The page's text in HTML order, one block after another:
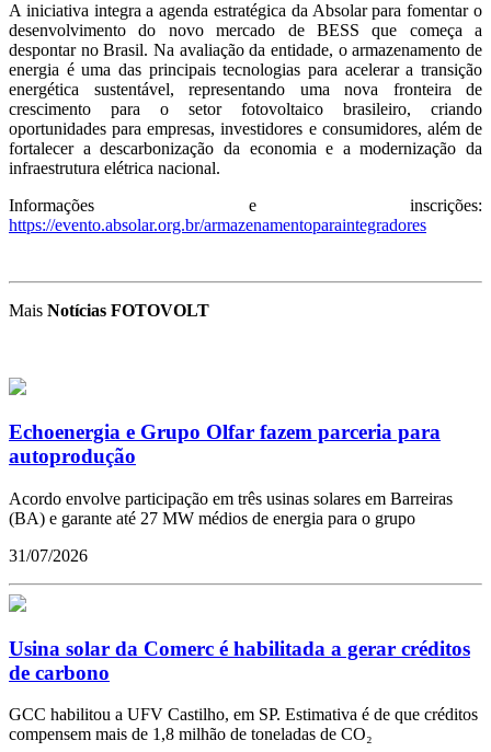
A iniciativa integra a agenda estratégica da Absolar para fomentar o
desenvolvimento do novo mercado de BESS que começa a
despontar no Brasil. Na avaliação da entidade, o armazenamento de
energia é uma das principais tecnologias para acelerar a transição
energética sustentável, representando uma nova fronteira de
crescimento para o setor fotovoltaico brasileiro, criando
oportunidades para empresas, investidores e consumidores, além de
fortalecer a descarbonização da economia e a modernização da
infraestrutura elétrica nacional.
Informações e inscrições:
https://evento.absolar.org.br/armazenamentoparaintegradores
Mais Notícias FOTOVOLT
Echoenergia e Grupo Olfar fazem parceria para
autoprodução
Acordo envolve participação em três usinas solares em Barreiras
(BA) e garante até 27 MW médios de energia para o grupo
31/07/2026
Usina solar da Comerc é habilitada a gerar créditos
de carbono
GCC habilitou a UFV Castilho, em SP. Estimativa é de que créditos
compensem mais de 1,8 milhão de toneladas de CO₂